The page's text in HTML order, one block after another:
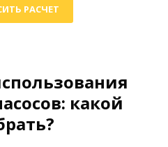
РАСЧЕТ
какой